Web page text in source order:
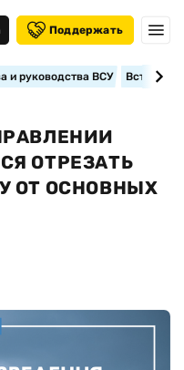
Поддержать
и руководства ВСУ
ОТРЕЗАТЬ
ОТ ОСНОВНЫХ